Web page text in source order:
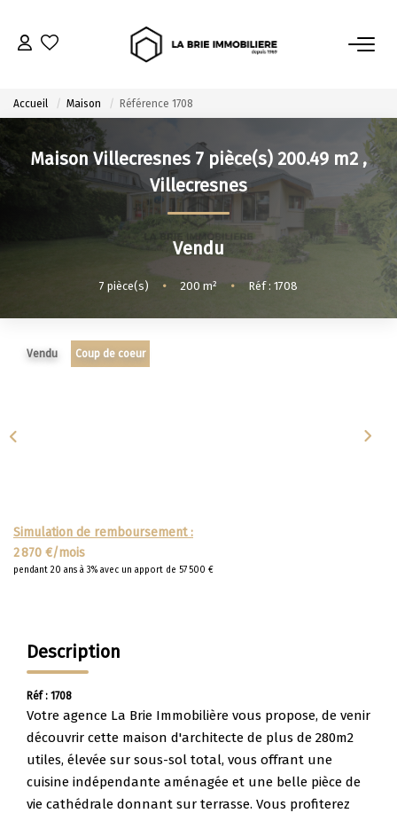
Immobilier Neuf
Notre Guide D’achat
VENDRE
Estimer Mon Bien
Notre Guide Du Vendeur
Mettre Mon Bien En Location
Notre Équipe
Nos Services
Notre Histoire
Nos Témoignages
Accueil Maison Référence 1708
Maison Villecresnes 7 pièce(s) 200.49 m2 ,
Villecresnes
Vendu
7 pièce(s) • 200 m² • Réf : 1708
Vendu Coup de coeur
Simulation de remboursement :
2 870 €/mois
pendant 20 ans à 3% avec un apport de 57 500 €
Description
Réf : 1708
Votre agence La Brie Immobilière vous propose, de venir
découvrir cette maison d'architecte de plus de 280m2
utiles, élevée sur sous-sol total, vous offrant une
cuisine indépendante aménagée et une belle pièce de
vie cathédrale donnant sur terrasse. Vous profiterez